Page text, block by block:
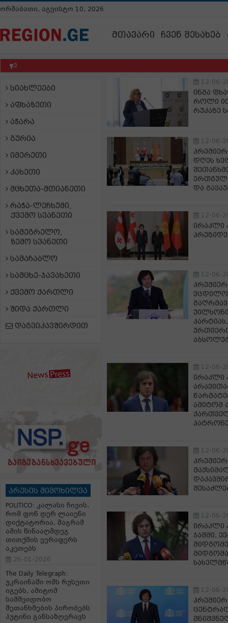
ორშაბათი, აგვისტო 10, 2026
მთავარი ჩვენ შესახებ
სიახლეები
აფხაზეთი
აჭარა
გურია
იმერეთი
კახეთი
მცხეთა-მთიანეთი
რაჭა-ლეჩხუმი,
ქვემო სვანეთი
სამეგრელო,
ზემო სვანეთი
სამაჩაბლო
სამცხე-ჯავახეთი
ქვემო ქართლი
შიდა ქართლი
დაგვიკავშირდით
პრესის მიმოხილვა
POLITICO: კალასი ჩივის,
რომ ფონ დერ ლაიენი
დიქტატორია, მაგრამ
ამის წინააღმდეგ
თითქმის ვერაფერს
აკეთებს
26-01-2026
The Daily Telegraph:
უკრაინაში ომს რუსეთი
იგებს, ამიტომ
სამშვიდობო
შეთანხმების პირობებს
პუტინი განსაზღვრავს
12-06-
ინგა
როლი
რუკაზე
12-06-
დღეს
და
12-06-
ირაკლი
12-06-
12-06-
ირაკლი
ამიტომ
12-06-
12-06-
ირაკლი
ჯამში,
12-06-